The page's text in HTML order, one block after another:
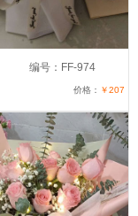
编号：FF-974
价格： ￥207